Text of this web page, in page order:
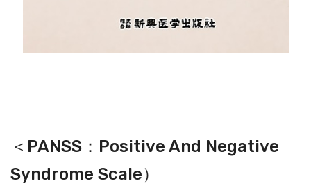
＜PANSS：Positive And Negative
Syndrome Scale）